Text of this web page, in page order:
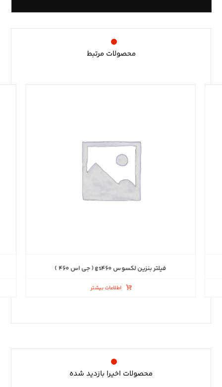
محصولات مرتبط
فیلتر بنزین لکسوس gs۴۶۰ ( جی اس ۴۶۰ )
اطلاعات بیشتر
محصولات اخیرا بازدید شده